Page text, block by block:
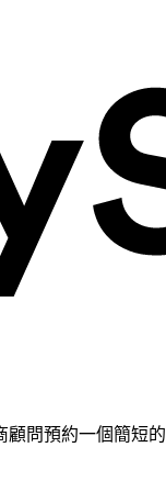
顧問預約一個簡短